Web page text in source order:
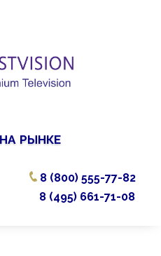
рынке
8 (800) 555-77-82
8 (495) 661-71-08